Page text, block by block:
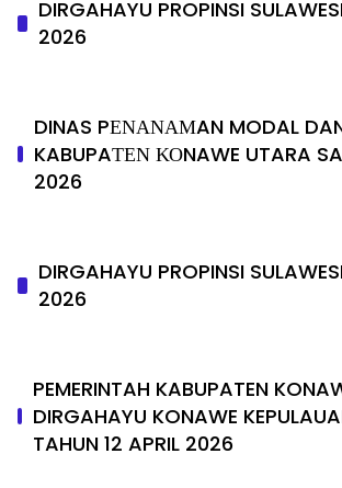
DIRGAHAYU PROPINSI
2026
DINAS PΕΝΑΝΑΜAN MODAL
KABUPAΤΕΝ ΚΟNAWE UTARA
2026
DIRGAHAYU PROPINSI
2026
PEMERINTAH KABUPATEN
DIRGAHAYU KONAWE
TAHUN 12 APRIL 2026